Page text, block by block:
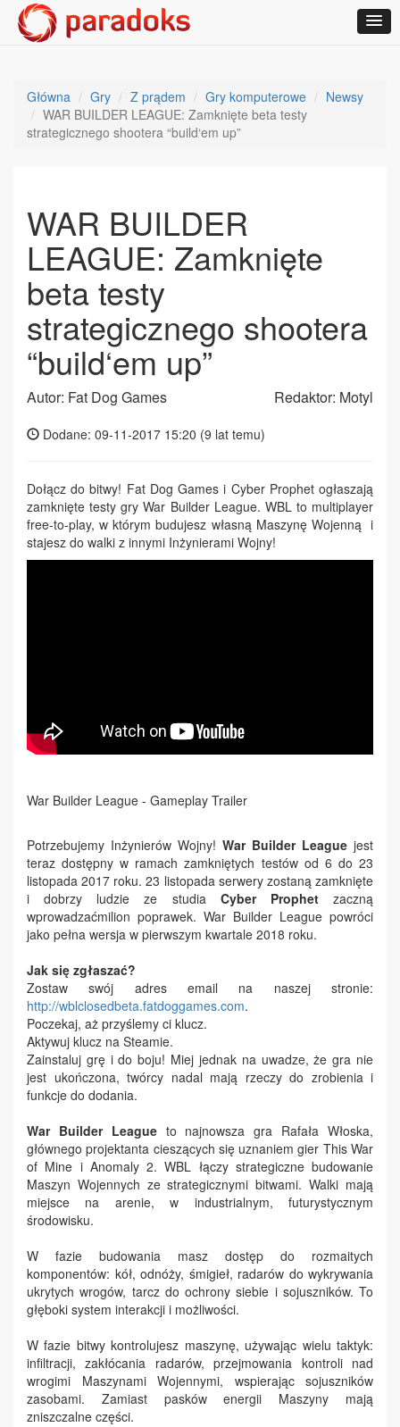
Główna Gry Z prądem Gry komputerowe
Newsy
WAR BUILDER LEAGUE: Zamknięte beta testy
strategicznego shootera “build‘em up”
WAR BUILDER
LEAGUE: Zamknięte
beta testy
strategicznego shootera
“build‘em up”
Autor: Fat Dog Games Redaktor: Motyl
Dodane: 09-11-2017 15:20 (9 lat temu)
Dołącz do bitwy! Fat Dog Games i Cyber Prophet ogłaszają
zamknięte testy gry War Builder League. WBL to multiplayer
free-to-play, w którym budujesz własną Maszynę Wojenną i
stajesz do walki z innymi Inżynierami Wojny!
War Builder League - Gameplay Trailer
Potrzebujemy Inżynierów Wojny! War Builder League jest
teraz dostępny w ramach zamkniętych testów od 6 do 23
listopada 2017 roku. 23 listopada serwery zostaną zamknięte
i dobrzy ludzie ze studia Cyber Prophetzaczną
wprowadzaćmilion poprawek. War Builder League powróci
jako pełna wersja w pierwszym kwartale 2018 roku.
Jak się zgłaszać?
Zostaw swój adres email na naszej stronie:
http://wblclosedbeta.fatdoggames.com.
Poczekaj, aż przyślemy ci klucz.
Aktywuj klucz na Steamie.
Zainstaluj grę i do boju! Miej jednak na uwadze, że gra nie
jest ukończona, twórcy nadal mają rzeczy do zrobienia i
funkcje do dodania.
War Builder Leagueto najnowsza gra Rafała Włoska,
głównego projektanta cieszących się uznaniem gier This War
of Mine i Anomaly 2. WBL łączy strategiczne budowanie
Maszyn Wojennych ze strategicznymi bitwami. Walki mają
miejsce na arenie, w industrialnym, futurystycznym
środowisku.
W fazie budowania masz dostęp do rozmaitych
komponentów: kół, odnóży, śmigieł, radarów do wykrywania
ukrytych wrogów, tarcz do ochrony siebie i sojuszników. To
głęboki system interakcji i możliwości.
W fazie bitwy kontrolujesz maszynę, używając wielu taktyk:
infiltracji, zakłócania radarów, przejmowania kontroli nad
wrogimi Maszynami Wojennymi, wspierając sojuszników
zasobami. Zamiast pasków energii Maszyny mają
zniszczalne części.